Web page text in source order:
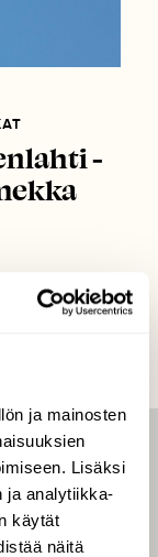
ja mainosten
Lisäksi
ja analytiikka-
käytät
näitä
-
Luonto